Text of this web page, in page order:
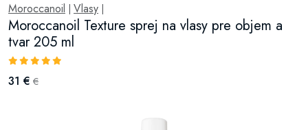
Moroccanoil Vlasy
Moroccanoil Texture sprej na vlasy pre objem a
tvar 205 ml
31 € €